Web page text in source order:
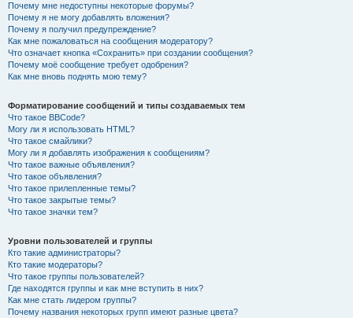
Почему мне недоступны некоторые форумы?
Почему я не могу добавлять вложения?
Почему я получил предупреждение?
Как мне пожаловаться на сообщения модератору?
Что означает кнопка «Сохранить» при создании сообщения?
Почему моё сообщение требует одобрения?
Как мне вновь поднять мою тему?
Форматирование сообщений и типы создаваемых тем
Что такое BBCode?
Могу ли я использовать HTML?
Что такое смайлики?
Могу ли я добавлять изображения к сообщениям?
Что такое важные объявления?
Что такое объявления?
Что такое прилепленные темы?
Что такое закрытые темы?
Что такое значки тем?
Уровни пользователей и группы
Кто такие администраторы?
Кто такие модераторы?
Что такое группы пользователей?
Где находятся группы и как мне вступить в них?
Как мне стать лидером группы?
Почему названия некоторых групп имеют разные цвета?